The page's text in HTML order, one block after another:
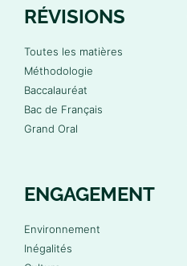
RÉVISIONS
Toutes les matières
Méthodologie
Baccalauréat
Bac de Français
Grand Oral
ENGAGEMENT
Environnement
Inégalités